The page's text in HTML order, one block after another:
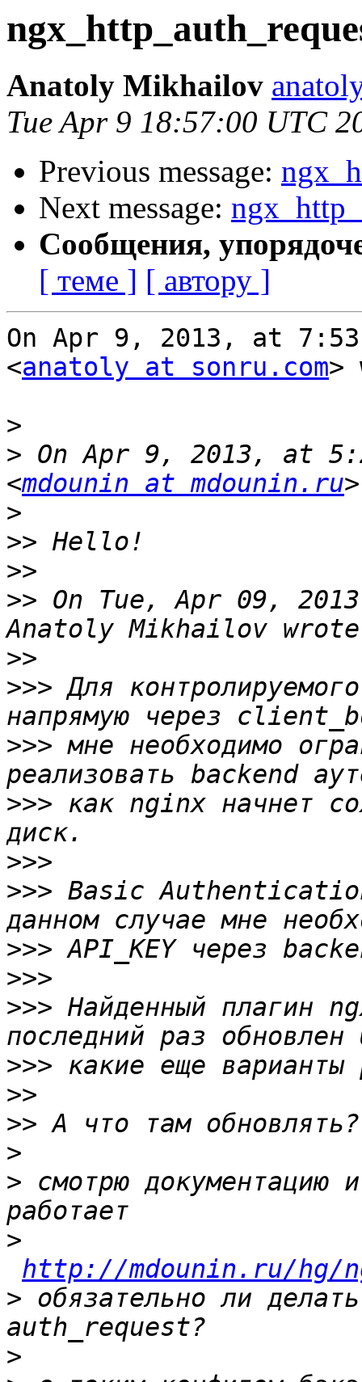
Anatoly Mikhailov
Tue Apr 9 18:57:00 UTC
Previous message:
Next message:
Сообщения,
[ теме ] [ автору ]
On Apr 9, 2013, at
<anatoly at sonru.com>
>
> On Apr 9, 2013, at
<mdounin at mdounin.ru
>
>>
>>
>> On Tue, Apr 09,
>>
>>> Для
>>> мне необходимо
>>> как nginx начнет
>>>
>>> Basic
>>>
>>>
>>> Найденный плагин
>>>
>>
>>
>
> смотрю документацию
>
http://mdounin.ru/hg/
> обязательно ли
>